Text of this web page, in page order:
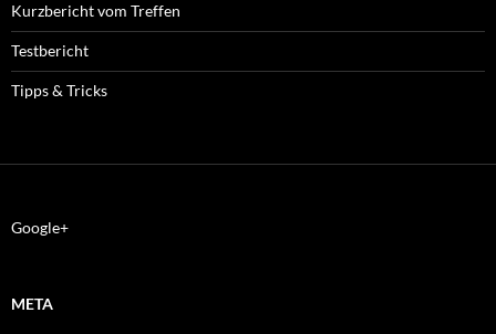
Kurzbericht vom Treffen
Testbericht
Tipps & Tricks
Google+
META